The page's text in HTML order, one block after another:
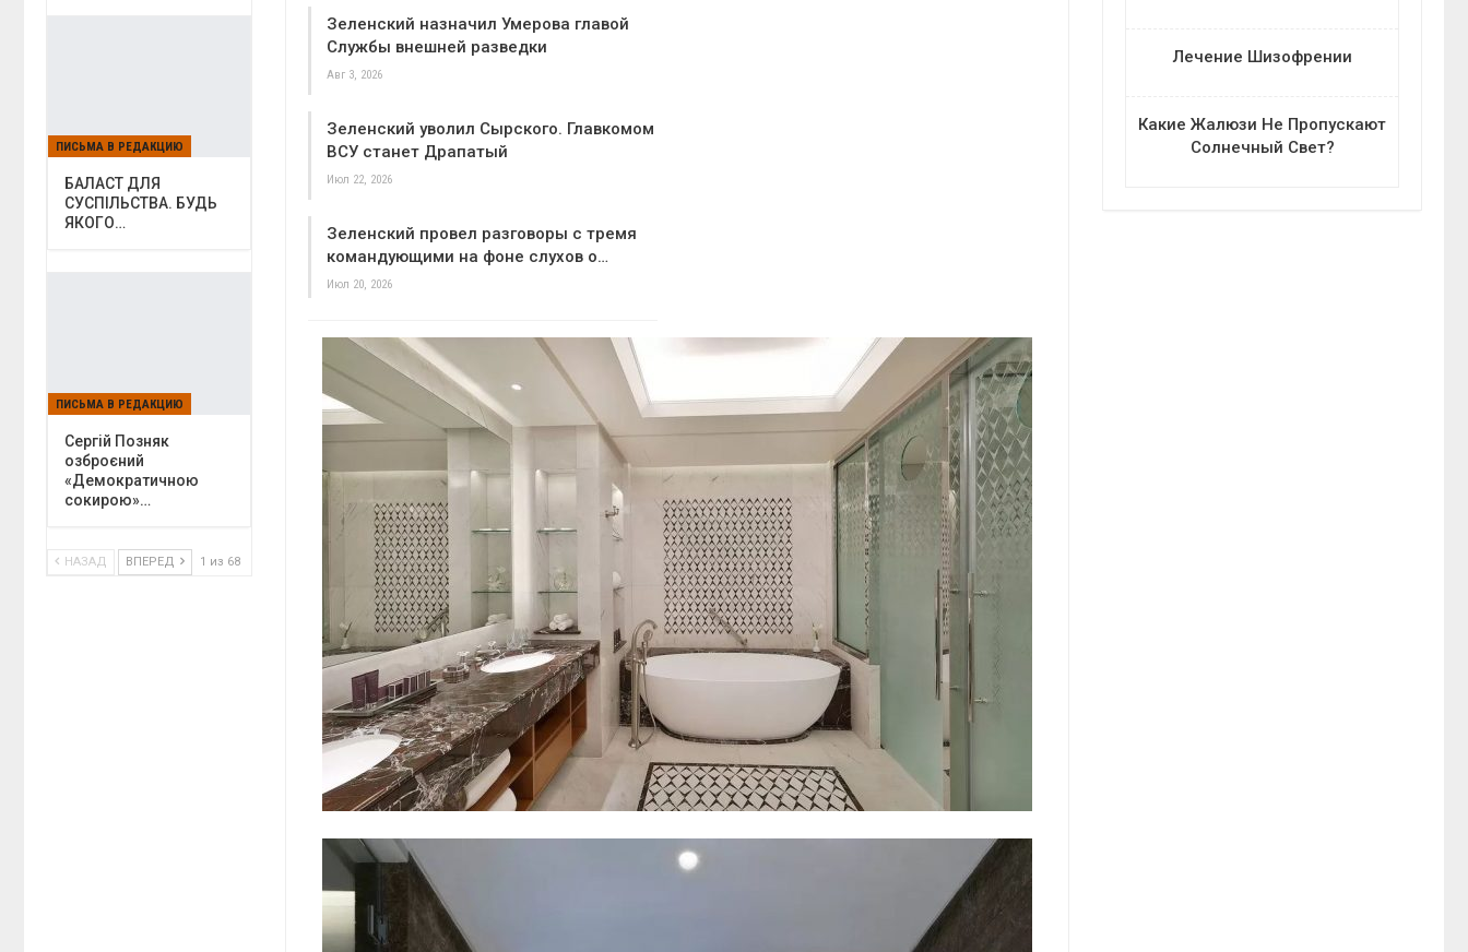
Зеленский назначил Умерова главой
Службы внешней разведки
Авг 3, 2026
Зеленский уволил Сырского. Главкомом
ВСУ станет Драпатый
Июл 22, 2026
Зеленский провел разговоры с тремя
командующими на фоне слухов о…
Июл 20, 2026
Лечение Шизофрении
Какие Жалюзи Не Пропускают
Солнечный Свет?
ПИСЬМА В РЕДАКЦИЮ
БАЛАСТ ДЛЯ
СУСПІЛЬСТВА. БУДЬ
ЯКОГО…
ПИСЬМА В РЕДАКЦИЮ
Сергій Позняк
озброєний
«Демократичною
сокирою»…
НАЗАД ВПЕРЕД 1 из 68